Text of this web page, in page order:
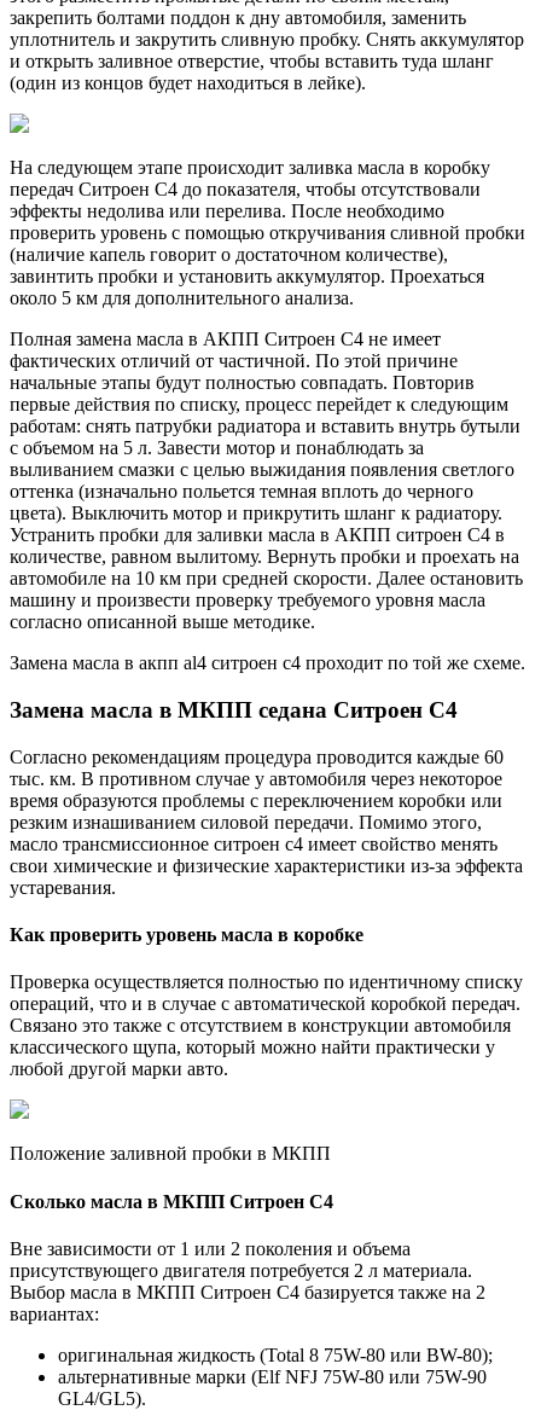
закрепить болтами поддон к дну автомобиля, заменить
уплотнитель и закрутить сливную пробку. Снять аккумулятор
и открыть заливное отверстие, чтобы вставить туда шланг
(один из концов будет находиться в лейке).
На следующем этапе происходит заливка масла в коробку
передач Ситроен С4 до показателя, чтобы отсутствовали
эффекты недолива или перелива. После необходимо
проверить уровень с помощью откручивания сливной пробки
(наличие капель говорит о достаточном количестве),
завинтить пробки и установить аккумулятор. Проехаться
около 5 км для дополнительного анализа.
Полная замена масла в АКПП Ситроен С4 не имеет
фактических отличий от частичной. По этой причине
начальные этапы будут полностью совпадать. Повторив
первые действия по списку, процесс перейдет к следующим
работам: снять патрубки радиатора и вставить внутрь бутыли
с объемом на 5 л. Завести мотор и понаблюдать за
выливанием смазки с целью выжидания появления светлого
оттенка (изначально польется темная вплоть до черного
цвета). Выключить мотор и прикрутить шланг к радиатору.
Устранить пробки для заливки масла в АКПП ситроен С4 в
количестве, равном вылитому. Вернуть пробки и проехать на
автомобиле на 10 км при средней скорости. Далее остановить
машину и произвести проверку требуемого уровня масла
согласно описанной выше методике.
Замена масла в акпп al4 ситроен с4 проходит по той же схеме.
Замена масла в МКПП седана Ситроен С4
Согласно рекомендациям процедура проводится каждые 60
тыс. км. В противном случае у автомобиля через некоторое
время образуются проблемы с переключением коробки или
резким изнашиванием силовой передачи. Помимо этого,
масло трансмиссионное ситроен с4 имеет свойство менять
свои химические и физические характеристики из-за эффекта
устаревания.
Как проверить уровень масла в коробке
Проверка осуществляется полностью по идентичному списку
операций, что и в случае с автоматической коробкой передач.
Связано это также с отсутствием в конструкции автомобиля
классического щупа, который можно найти практически у
любой другой марки авто.
Положение заливной пробки в МКПП
Сколько масла в МКПП Ситроен С4
Вне зависимости от 1 или 2 поколения и объема
присутствующего двигателя потребуется 2 л материала.
Выбор масла в МКПП Ситроен С4 базируется также на 2
вариантах:
оригинальная жидкость (Total 8 75W-80 или BW-80);
альтернативные марки (Elf NFJ 75W-80 или 75W-90
GL4/GL5).